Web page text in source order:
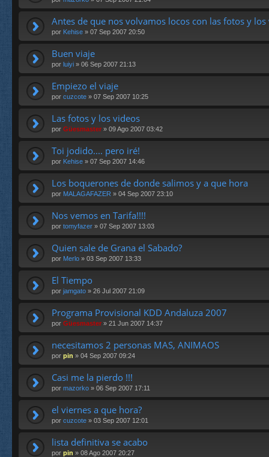
Antes de que nos volvamos locos con las fotos y los
por Kehise » 07 Sep 2007 20:50
Buen viaje
por luiyi » 06 Sep 2007 21:13
Empiezo el viaje
por cuzcote » 07 Sep 2007 10:25
Las fotos y los videos
por Güesmaster » 09 Ago 2007 03:42
Toi jodido.... pero iré!
por Kehise » 07 Sep 2007 14:46
Los boquerones de donde salimos y a que hora
por MALAGAFAZER » 04 Sep 2007 23:10
Nos vemos en Tarifa!!!!
por tomyfazer » 07 Sep 2007 13:03
Quien sale de Grana el Sabado?
por Merlo » 03 Sep 2007 13:33
El Tiempo
por jamgato » 26 Jul 2007 21:09
Programa Provisional KDD Andaluza 2007
por Güesmaster » 21 Jun 2007 14:37
necesitamos 2 personas MAS, ANIMAOS
por pin » 04 Sep 2007 09:24
Casi me la pierdo !!!
por mazorko » 06 Sep 2007 17:11
el viernes a que hora?
por cuzcote » 03 Sep 2007 12:01
lista definitiva se acabo
por pin » 08 Ago 2007 20:27